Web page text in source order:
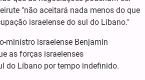
"não aceitará nada menos do que
israelense do sul do Líbano."
ministro israelense Benjamin
as forças israelenses
do Líbano por tempo indefinido.